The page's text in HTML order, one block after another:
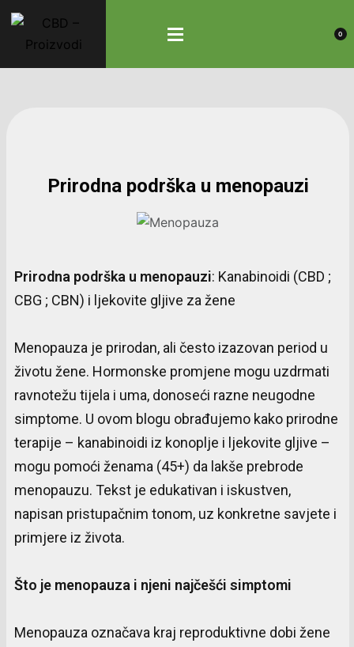
0
Prirodna podrška u menopauzi
Prirodna podrška u menopauzi: Kanabinoidi (CBD ;
CBG ; CBN) i ljekovite gljive za žene
Menopauza je prirodan, ali često izazovan period u
životu žene. Hormonske promjene mogu uzdrmati
ravnotežu tijela i uma, donoseći razne neugodne
simptome. U ovom blogu obrađujemo kako prirodne
terapije – kanabinoidi iz konoplje i ljekovite gljive –
mogu pomoći ženama (45+) da lakše prebrode
menopauzu. Tekst je edukativan i iskustven,
napisan pristupačnim tonom, uz konkretne savjete i
primjere iz života.
Što je menopauza i njeni najčešći simptomi
Menopauza označava kraj reproduktivne dobi žene